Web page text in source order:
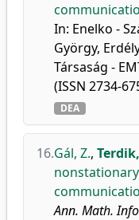
In: Enelko -
György,
Társaság -
(ISSN 2734-
DEA
16.Gál, Z.,
Ann. Math.